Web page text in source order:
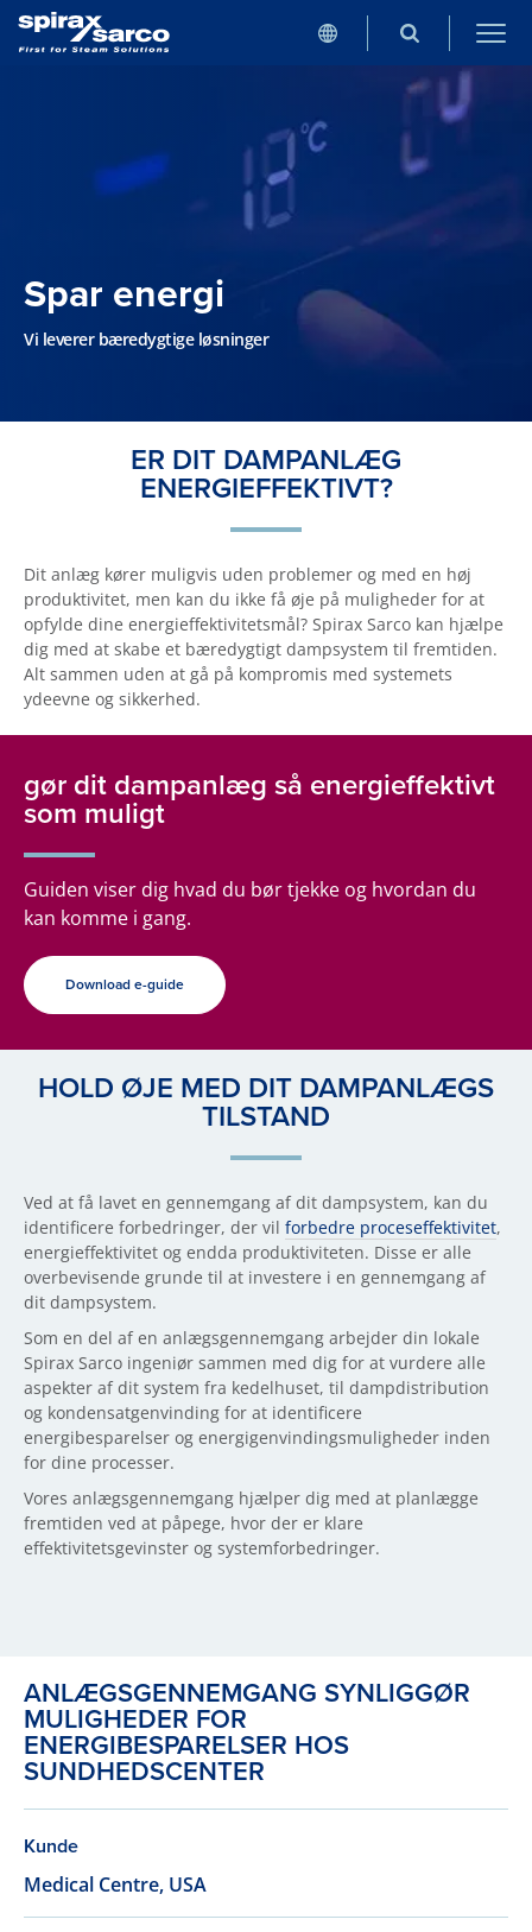
Spar energi
Vi leverer bæredygtige løsninger
ER DIT DAMPANLÆG
ENERGIEFFEKTIVT?
Dit anlæg kører muligvis uden problemer og med en høj
produktivitet, men kan du ikke få øje på muligheder for at
opfylde dine energieffektivitetsmål? Spirax Sarco kan hjælpe
dig med at skabe et bæredygtigt dampsystem til fremtiden.
Alt sammen uden at gå på kompromis med systemets
ydeevne og sikkerhed.
gør dit dampanlæg så energieffektivt
som muligt
Guiden viser dig hvad du bør tjekke og hvordan du
kan komme i gang.
Download e-guide
HOLD ØJE MED DIT DAMPANLÆGS
TILSTAND
Ved at få lavet en gennemgang af dit dampsystem, kan du
identificere forbedringer, der vil forbedre proceseffektivitet,
energieffektivitet og endda produktiviteten. Disse er alle
overbevisende grunde til at investere i en gennemgang af
dit dampsystem.
Som en del af en anlægsgennemgang arbejder din lokale
Spirax Sarco ingeniør sammen med dig for at vurdere alle
aspekter af dit system fra kedelhuset, til dampdistribution
og kondensatgenvinding for at identificere
energibesparelser og energigenvindingsmuligheder inden
for dine processer.
Vores anlægsgennemgang hjælper dig med at planlægge
fremtiden ved at påpege, hvor der er klare
effektivitetsgevinster og systemforbedringer.
ANLÆGSGENNEMGANG SYNLIGGØR
MULIGHEDER FOR
ENERGIBESPARELSER HOS
SUNDHEDSCENTER
Kunde
Medical Centre, USA